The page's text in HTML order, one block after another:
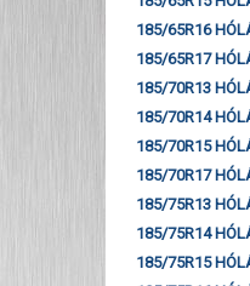
185/65R16
185/65R17
185/70R13
185/70R14
185/70R15
185/70R17
185/75R13
185/75R14
185/75R15